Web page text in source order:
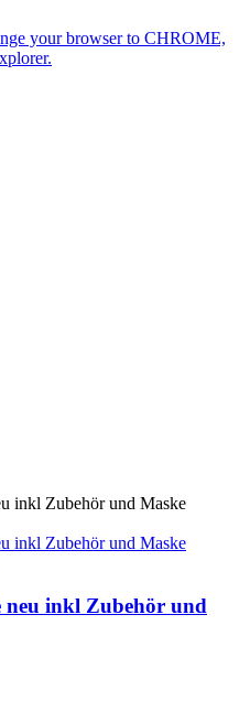
your browser to CHROME,
inkl Zubehör und